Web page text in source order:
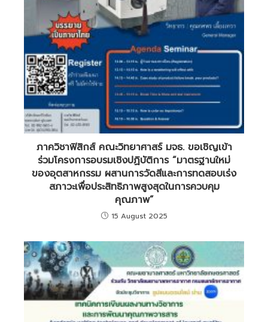
ภาควิชาฟิสิกส์ คณะวิทยาศาสร์ มจธ. ขอเชิญเข้า
ร่วมโครงการอบรมเชิงปฏิบัติการ “มาตรฐานใหม่
ของอุตสาหกรรม ผสานการวัดสีและการทดสอบเร่ง
สภาวะเพื่อประสิทธิภาพสูงสุดในการควบคุม
คุณภาพ”
15 August 2025